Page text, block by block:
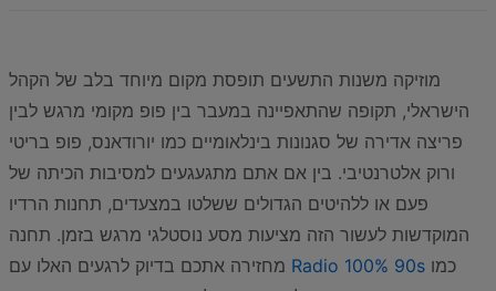
מוזיקה משנות התשעים תופסת מקום מיוחד בלב של הקהל
הישראלי, תקופה שהתאפיינה במעבר בין פופ מקומי מרגש לבין
פריצה אדירה של סגנונות בינלאומיים כמו יורודאנס, פופ בריטי
ורוק אלטרנטיבי. בין אם אתם מתגעגעים למסיבות הכיתה של
פעם או ללהיטים הגדולים ששלטו במצעדים, תחנות הרדיו
המוקדשות לעשור הזה מציעות מסע נוסטלגי מרגש בזמן. תחנה
כמו Radio 100% 90s מחזירה אתכם בדיוק לרגעים האלו עם